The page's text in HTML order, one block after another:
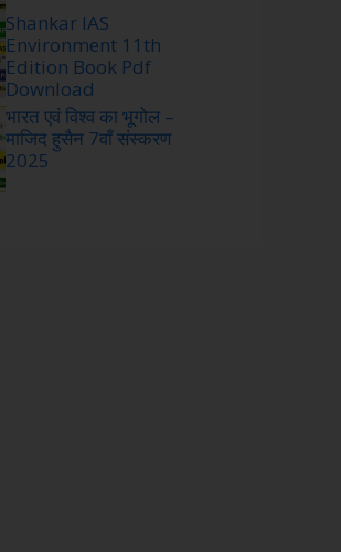
Shankar IAS
Environment 11th
Edition Book Pdf
Download
भारत एवं विश्व का भूगोल –
माजिद हुसैन 7वाँ संस्करण
2025